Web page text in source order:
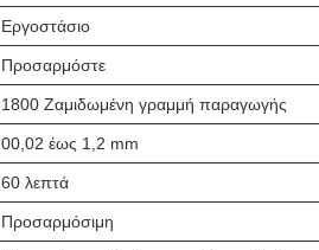
Εργοστάσιο
Προσαρμόστε
1800 Ζαμιδωμένη γραμμή παραγωγής
00,02 έως 1,2 mm
60 λεπτά
Προσαρμόσιμη